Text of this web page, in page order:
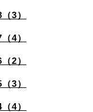
3）
4）
2）
3）
4）